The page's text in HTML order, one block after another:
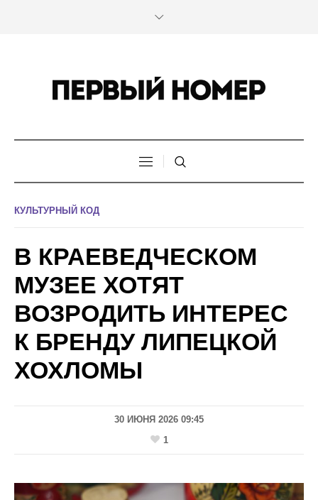
КУЛЬТУРНЫЙ КОД
В КРАЕВЕДЧЕСКОМ
МУЗЕЕ ХОТЯТ
ВОЗРОДИТЬ ИНТЕРЕС
К БРЕНДУ ЛИПЕЦКОЙ
ХОХЛОМЫ
30 ИЮНЯ 2026 09:45
1